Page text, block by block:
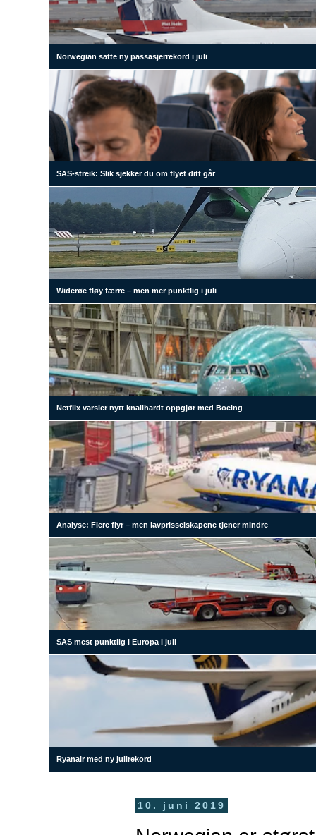
Norwegian satte ny passasjerrekord i juli
SAS-streik: Slik sjekker du om flyet ditt går
Widerøe fløy færre – men mer punktlig i juli
Netflix varsler nytt knallhardt oppgjør med Boeing
Analyse: Flere flyr – men lavprisselskapene tjener mindre
SAS mest punktlig i Europa i juli
Ryanair med ny julirekord
10. juni 2019